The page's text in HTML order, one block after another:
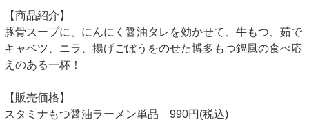
【商品紹介】
豚骨スープに、にんにく醤油タレを効かせて、牛もつ、茹で
キャベツ、ニラ、揚げごぼうをのせた博多もつ鍋風の食べ応
えのある一杯！
【販売価格】
スタミナもつ醤油ラーメン単品 990円(税込)